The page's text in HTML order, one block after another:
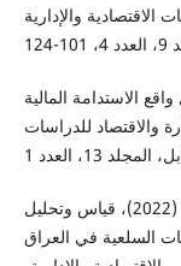
الاقتصادية والإدارية
علي خليل،2021، تحليل واقع الاستدامة المالية
كلية الادارة والاقتصاد للدراسات
السلماني، ميثم عبود و فيحان، ممدوح عطا الله، (2022)، قياس وتحليل
السلعية في العراق